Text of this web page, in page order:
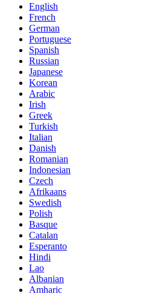
English
French
German
Portuguese
Spanish
Russian
Japanese
Korean
Arabic
Irish
Greek
Turkish
Italian
Danish
Romanian
Indonesian
Czech
Afrikaans
Swedish
Polish
Basque
Catalan
Esperanto
Hindi
Lao
Albanian
Amharic